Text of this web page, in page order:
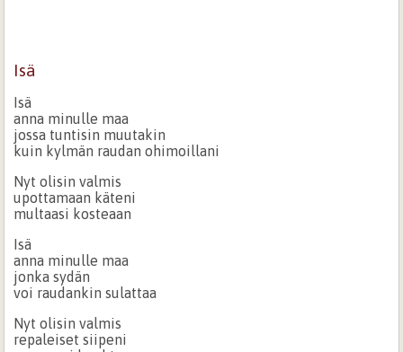
Isä
Isä
anna minulle maa
jossa tuntisin muutakin
kuin kylmän raudan ohimoillani
Nyt olisin valmis
upottamaan käteni
multaasi kosteaan
Isä
anna minulle maa
jonka sydän
voi raudankin sulattaa
Nyt olisin valmis
repaleiset siipeni